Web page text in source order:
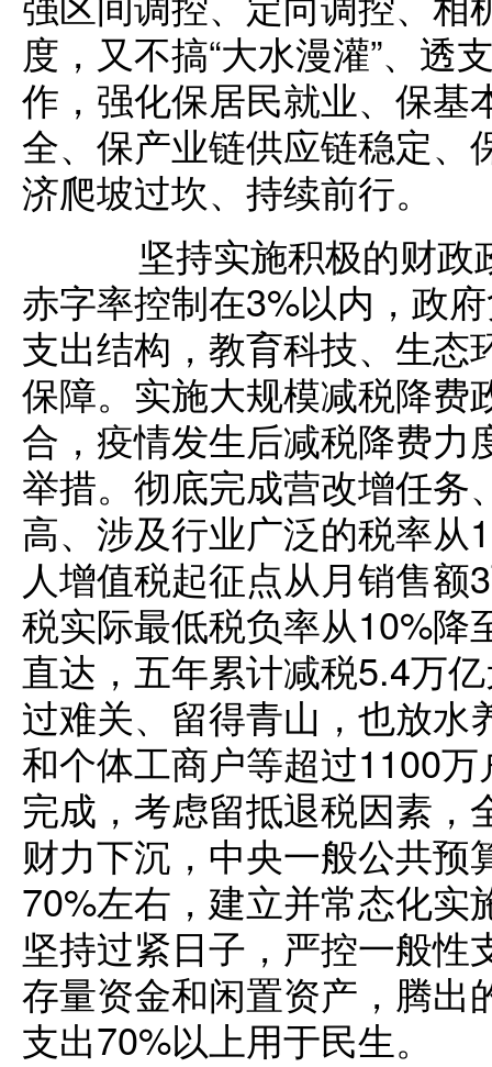
度，又不搞“大水漫灌”、透
作，强化保居民就业、保基
全、保产业链供应链稳定、
济爬坡过坎、持续前行。
坚持实施积极的财政
赤字率控制在3%以内，政
支出结构，教育科技、生态
保障。实施大规模减税降费
合，疫情发生后减税降费力
举措。彻底完成营改增任务
高、涉及行业广泛的税率从
人增值税起征点从月销售
税实际最低税负率从10%降
直达，五年累计减税5.4万
过难关、留得青山，也放水
和个体工商户等超过1100
完成，考虑留抵退税因素
财力下沉，中央一般公共
70%左右，建立并常态化实
坚持过紧日子，严控一般
存量资金和闲置资产，腾出
支出70%以上用于民生。